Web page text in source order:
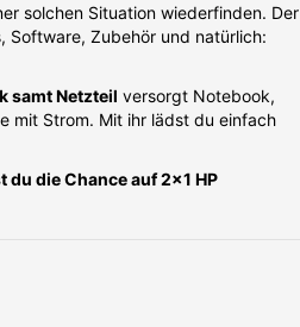
solchen Situation wiederfinden. Der
Software, Zubehör und natürlich:
samt Netzteil versorgt Notebook,
mit Strom. Mit ihr lädst du einfach
die Chance auf 2x1 HP